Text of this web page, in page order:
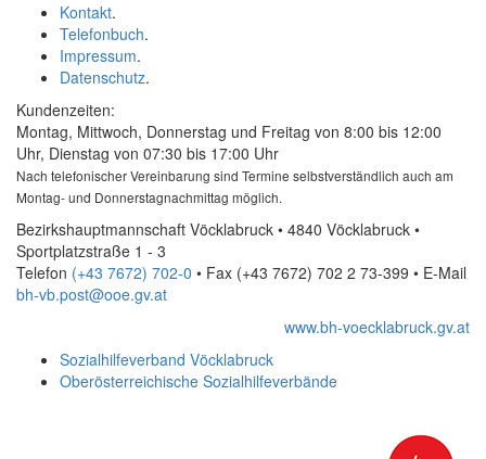
Kontakt.
Telefonbuch.
Impressum.
Datenschutz.
Kundenzeiten:
Montag, Mittwoch, Donnerstag und Freitag von 8:00 bis 12:00
Uhr, Dienstag von 07:30 bis 17:00 Uhr
Nach telefonischer Vereinbarung sind Termine selbstverständlich auch am
Montag- und Donnerstagnachmittag möglich.
Bezirkshauptmannschaft Vöcklabruck • 4840 Vöcklabruck •
Sportplatzstraße 1 - 3
Telefon (+43 7672) 702-0 • Fax (+43 7672) 702 2 73-399 • E-Mail
bh-vb.post@ooe.gv.at
www.bh-voecklabruck.gv.at
Sozialhilfeverband Vöcklabruck
Oberösterreichische Sozialhilfeverbände